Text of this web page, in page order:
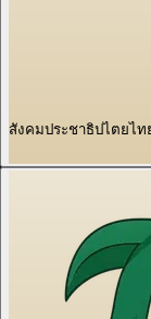
สังคมประชาธิปไตยไท